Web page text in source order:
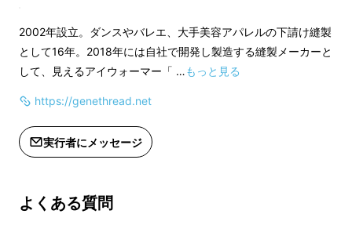
モートワークは元に戻ることもあまりないま
ま、日々パソコンのモニタやスマホと向き合う
生活は変わらないどころか増えていくように思
そんな現代人は、気づかずに目を酷使していま
す。
就寝前に「アイマスク」を使用している方も多
いかと思いますが、目元ケアができていなくて
送料500円
送料500円
2002年設立。ダンスやバレエ、大手美容アパレルの下請け縫製
として16年。2018年には自社で開発し製造する縫製メーカーと
して、見えるアイウォーマー「 …もっと見る
https://genethread.net
実行者にメッセージ
よくある質問